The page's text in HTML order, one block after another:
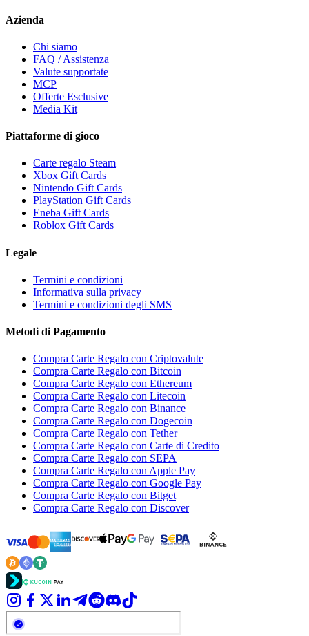
Azienda
Chi siamo
FAQ / Assistenza
Valute supportate
MCP
Offerte Esclusive
Media Kit
Piattaforme di gioco
Carte regalo Steam
Xbox Gift Cards
Nintendo Gift Cards
PlayStation Gift Cards
Eneba Gift Cards
Roblox Gift Cards
Legale
Termini e condizioni
Informativa sulla privacy
Termini e condizioni degli SMS
Metodi di Pagamento
Compra Carte Regalo con Criptovalute
Compra Carte Regalo con Bitcoin
Compra Carte Regalo con Ethereum
Compra Carte Regalo con Litecoin
Compra Carte Regalo con Binance
Compra Carte Regalo con Dogecoin
Compra Carte Regalo con Tether
Compra Carte Regalo con Carte di Credito
Compra Carte Regalo con SEPA
Compra Carte Regalo con Apple Pay
Compra Carte Regalo con Google Pay
Compra Carte Regalo con Bitget
Compra Carte Regalo con Discover